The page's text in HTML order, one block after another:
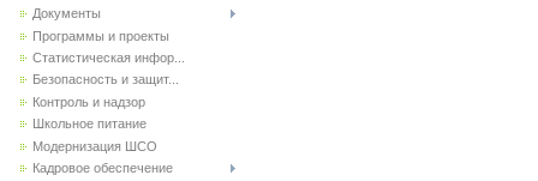
Документы
Программы и проекты
Статистическая инфор...
Безопасность и защит...
Контроль и надзор
Школьное питание
Модернизация ШСО
Кадровое обеспечение